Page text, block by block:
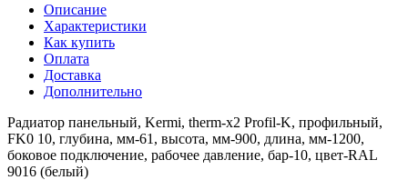
Описание
Характеристики
Как купить
Оплата
Доставка
Дополнительно
Радиатор панельный, Kermi, therm-x2 Profil-K, профильный,
FK0 10, глубина, мм-61, высота, мм-900, длина, мм-1200,
боковое подключение, рабочее давление, бар-10, цвет-RAL
9016 (белый)